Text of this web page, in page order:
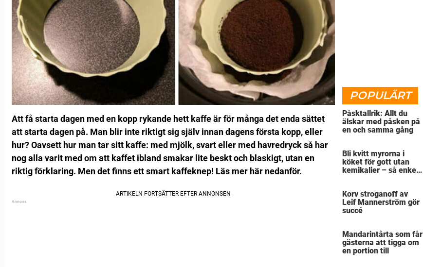
Att få starta dagen med en kopp rykande hett kaffe är för många det enda sättet
att starta dagen på. Man blir inte riktigt sig själv innan dagens första kopp, eller
hur?Oavsett hur man tar sitt kaffe: med mjölk, svart eller med havredryck så har
nog alla varit med om att kaffet ibland smakar lite beskt och blaskigt, utan en
riktig förklaring. Men det finns ett smart kaffeknep! Läs mer här nedanför.
POPULÄRT
Påsktallrik: Allt du
älskar med påsken på
en och samma gång
Bli kvitt myrorna i
köket för gott utan
kemikalier – så enkelt
Korv stroganoff av
Leif Mannerström gör
succé
Mandarintårta som får
gästerna att tigga om
en portion till